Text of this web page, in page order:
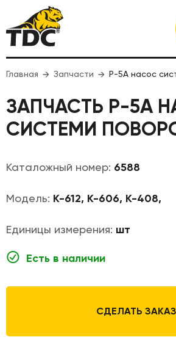
Главная Запчасти P-5A насос
ЗАПЧАСТЬ P-5A
СИСТЕМИ
Каталожный номер: 6588
Модель: K-612, K-606, K-408,
Единицы измерения: шт
Есть в наличии
СДЕЛАТЬ ЗАКАЗ